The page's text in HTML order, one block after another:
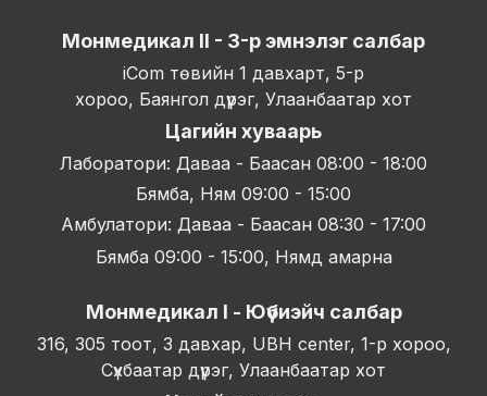
Монмедикал II - 3-р эмнэлэг салбар
iCom төвийн 1 давхарт, 5-р
хороо, Баянгол дүүрэг, Улаанбаатар хот
Цагийн хуваарь
Лаборатори: Даваа - Баасан 08:00 - 18:00
Бямба, Ням 09:00 - 15:00
Амбулатори: Даваа - Баасан 08:30 - 17:00
Бямба 09:00 - 15:00, Нямд амарна
Монмедикал I - Юүбиэйч салбар
316, 305 тоот, 3 давхар, UBH center, 1-р хороо,
Сүхбаатар дүүрэг, Улаанбаатар хот